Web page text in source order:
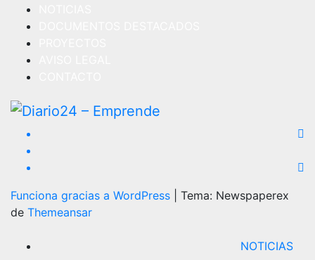
Funciona gracias a WordPress
Tema: Newspaperex
de Themeansar
NOTICIAS